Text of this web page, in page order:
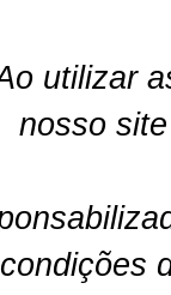
utilizar
nosso